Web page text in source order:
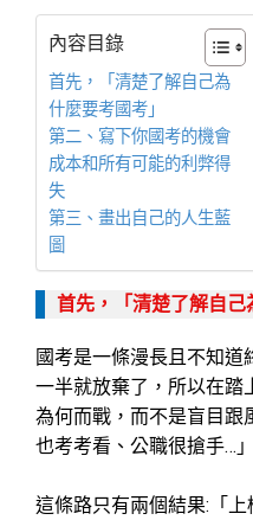
內容目錄
首先，「清楚了解自己為
什麼要考國考」
第二、寫下你國考的機會
成本和所有可能的利弊得
失
第三、畫出自己的人生藍
圖
首先，「清楚了解自己
國考是一條漫長且不知道
一半就放棄了，所以在踏
為何而戰，而不是盲目跟
也考考看、公職很搶手…
這條路只有兩個結果:「